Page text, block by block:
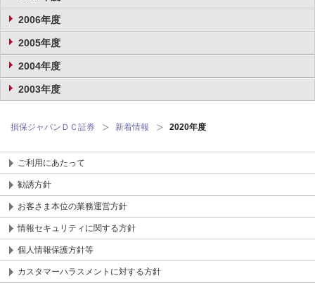
2006年度
2005年度
2004年度
2003年度
損保ジャパンＤＣ証券 新着情報 2020年度
ご利用にあたって
勧誘方針
お客さま本位の業務運営方針
情報セキュリティに関する方針
個人情報保護方針等
カスタマーハラスメントに対する方針